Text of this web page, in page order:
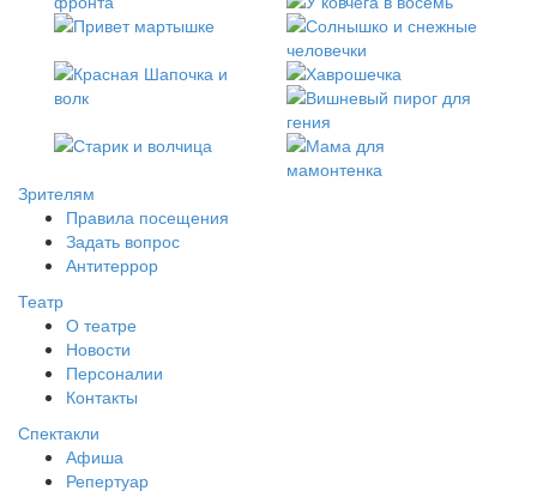
Зрителям
Правила посещения
Задать вопрос
Антитеррор
Театр
О театре
Новости
Персоналии
Контакты
Спектакли
Афиша
Репертуар